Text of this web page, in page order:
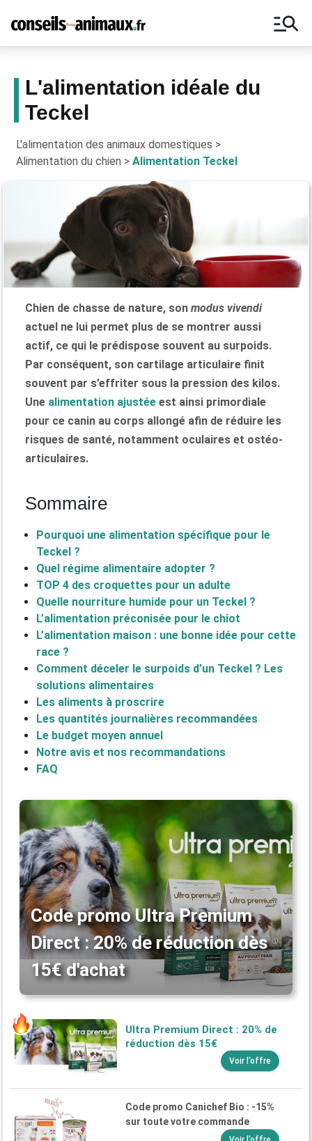
manage_search
L'alimentation idéale du
Teckel
L'alimentation des animaux domestiques >
Alimentation du chien > Alimentation Teckel
Chien de chasse de nature, son modus vivendi
actuel ne lui permet plus de se montrer aussi
actif, ce qui le prédispose souvent au surpoids.
Par conséquent, son cartilage articulaire finit
souvent par s’effriter sous la pression des kilos.
Une alimentation ajustée est ainsi primordiale
pour ce canin au corps allongé afin de réduire les
risques de santé, notamment oculaires et ostéo-
articulaires.
Sommaire
Pourquoi une alimentation spécifique pour le
Teckel ?
Quel régime alimentaire adopter ?
TOP 4 des croquettes pour un adulte
Quelle nourriture humide pour un Teckel ?
L’alimentation préconisée pour le chiot
L’alimentation maison : une bonne idée pour cette
race ?
Comment déceler le surpoids d’un Teckel ? Les
solutions alimentaires
Les aliments à proscrire
Les quantités journalières recommandées
Le budget moyen annuel
Notre avis et nos recommandations
FAQ
Code promo Ultra Premium
Direct : 20% de réduction dès
15€ d'achat
Ultra Premium Direct : 20% de
réduction dès 15€
Voir l'offre
Code promo Canichef Bio : -15%
sur toute votre commande
aucun conseil pour vos animaux !